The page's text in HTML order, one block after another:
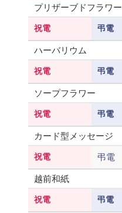
プリザーブドフラワー
祝電 弔電
ハーバリウム
祝電 弔電
ソープフラワー
祝電 弔電
カード型メッセージ
祝電 弔電
越前和紙
祝電 弔電